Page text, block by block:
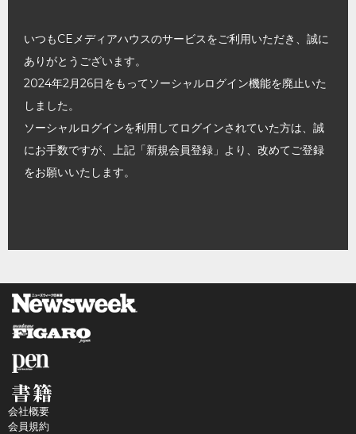
いつもCEメディアハウスのサービスをご利用いただき、誠に
ありがとうございます。
2024年2月26日をもってソーシャルログイン機能を廃止いた
しました。
ソーシャルログインを利用してログインされていた方は、誠
にお手数ですが、上記「新規会員登録」より、改めてご登録
をお願いいたします。
会社概要
会員規約